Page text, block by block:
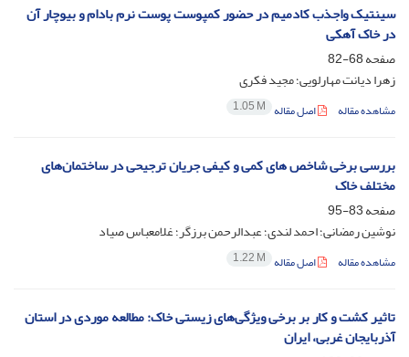
سینتیک واجذب کادمیم در حضور کمپوست پوست نرم بادام و بیوچار آن
در خاک آهکی
صفحه68-82
زهرا دیانت مهارلویی؛ مجید فکری
مشاهده مقاله اصل مقاله 1.05 M
بررسی برخی شاخص های کمی و کیفی جریان ترجیحی در ساختمان‌های
مختلف خاک
صفحه83-95
نوشین رمضانی؛ احمد لندی؛ عبدالرحمن برزگر؛ غلامعباس صیاد
مشاهده مقاله اصل مقاله 1.22 M
تاثیر کشت و کار بر برخی ویژگی‌های زیستی خاک: مطالعه موردی در استان
آذربایجان غربی، ایران